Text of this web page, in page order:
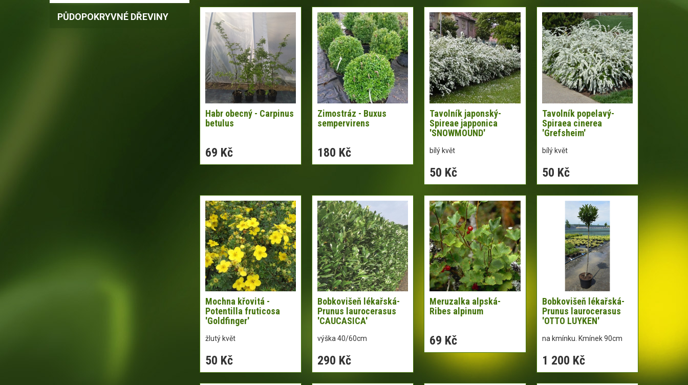
PŮDOPOKRYVNÉ DŘEVINY
Habr obecný - Carpinus
betulus
69 Kč
Zimostráz - Buxus
sempervirens
180 Kč
Tavolník japonský-
Spireae japponica
'SNOWMOUND'
bílý květ
50 Kč
Tavolník popelavý-
Spiraea cinerea
'Grefsheim'
bílý květ
50 Kč
Mochna křovitá -
Potentilla fruticosa
'Goldfinger'
žlutý květ
50 Kč
Bobkovišeň lékařská-
Prunus laurocerasus
'CAUCASICA'
výška 40/60cm
290 Kč
Meruzalka alpská-
Ribes alpinum
69 Kč
Bobkovišeň lékařská-
Prunus laurocerasus
'OTTO LUYKEN'
na kmínku. Kmínek 90cm
1 200 Kč